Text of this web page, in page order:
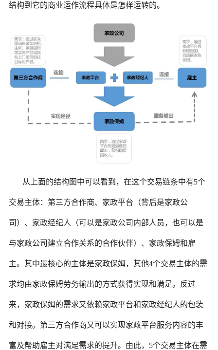
结构到它的商业运作流程具体是怎样运转的。
从上面的结构图中可以看到，在这个交易链条中有5个
交易主体：第三方合作商、家政平台（背后是家政公
司）、家政经纪人（可以是家政公司内部人员，也可以是
与家政公司建立合作关系的合作伙伴）、家政保姆和雇
主。其中最核心的主体是家政保姆，其他4个交易主体的需
求均由家政保姆劳务输出的方式获得实现和满足。反过
来，家政保姆的需求又依赖家政平台和家政经纪人的包装
和对接。第三方合作商又可以实现家政平台服务内容的丰
富及帮助雇主对满足需求的提升。由此，5个交易主体在需